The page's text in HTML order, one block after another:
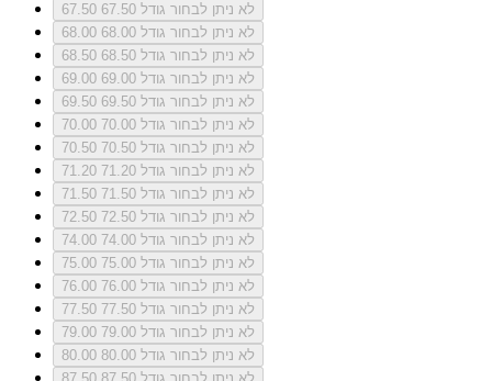
67.50
לא ניתן לבחור גודל 67.50
68.00
לא ניתן לבחור גודל 68.00
68.50
לא ניתן לבחור גודל 68.50
69.00
לא ניתן לבחור גודל 69.00
69.50
לא ניתן לבחור גודל 69.50
70.00
לא ניתן לבחור גודל 70.00
70.50
לא ניתן לבחור גודל 70.50
71.20
לא ניתן לבחור גודל 71.20
71.50
לא ניתן לבחור גודל 71.50
72.50
לא ניתן לבחור גודל 72.50
74.00
לא ניתן לבחור גודל 74.00
75.00
לא ניתן לבחור גודל 75.00
76.00
לא ניתן לבחור גודל 76.00
77.50
לא ניתן לבחור גודל 77.50
79.00
לא ניתן לבחור גודל 79.00
80.00
לא ניתן לבחור גודל 80.00